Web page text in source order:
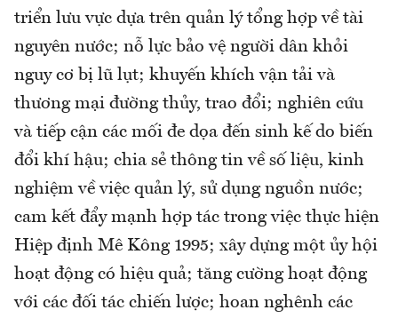
triển lưu vực dựa trên quản lý tổng hợp về tài
nguyên nước; nỗ lực bảo vệ người dân khỏi
nguy cơ bị lũ lụt; khuyến khích vận tải và
thương mại đường thủy, trao đổi; nghiên cứu
và tiếp cận các mối đe dọa đến sinh kế do biến
đổi khí hậu; chia sẻ thông tin về số liệu, kinh
nghiệm về việc quản lý, sử dụng nguồn nước;
cam kết đẩy mạnh hợp tác trong việc thực hiện
Hiệp định Mê Kông 1995; xây dựng một ủy hội
hoạt động có hiệu quả; tăng cường hoạt động
với các đối tác chiến lược; hoan nghênh các